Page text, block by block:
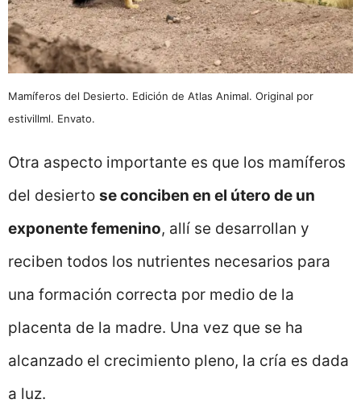
Mamíferos del Desierto. Edición de Atlas Animal. Original por
estivillml. Envato.
Otra aspecto importante es que los mamíferos
del desierto se conciben en el útero de un
exponente femenino, allí se desarrollan y
reciben todos los nutrientes necesarios para
una formación correcta por medio de la
placenta de la madre. Una vez que se ha
alcanzado el crecimiento pleno, la cría es dada
a luz.